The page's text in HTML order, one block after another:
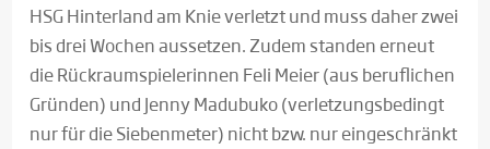
HSG Hinterland am Knie verletzt und muss daher zwei
bis drei Wochen aussetzen. Zudem standen erneut
die Rückraumspielerinnen Feli Meier (aus beruflichen
Gründen) und Jenny Madubuko (verletzungsbedingt
nur für die Siebenmeter) nicht bzw. nur eingeschränkt